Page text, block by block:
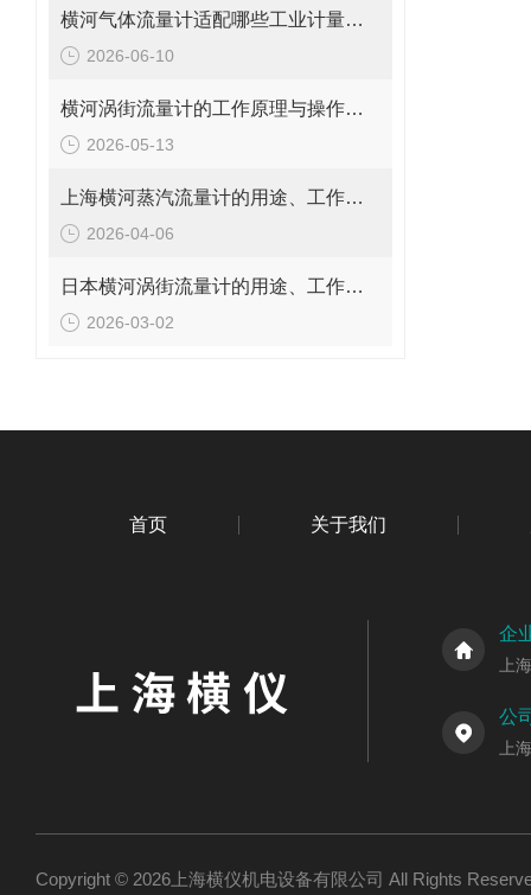
横河气体流量计适配哪些工业计量场景？
2026-06-10
横河涡街流量计的工作原理与操作要点是什么？
2026-05-13
上海横河蒸汽流量计的用途、工作原理与使用注意事项
2026-04-06
日本横河涡街流量计的用途、工作原理与使用注意事项
2026-03-02
首页 关于我们
企
上
公
上
Copyright © 2026上海横仪机电设备有限公司 All Rights